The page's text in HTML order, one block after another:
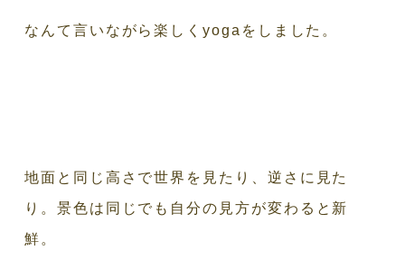
なんて言いながら楽しくyogaをしました。
地面と同じ高さで世界を見たり、逆さに見た
り。景色は同じでも自分の見方が変わると新
鮮。